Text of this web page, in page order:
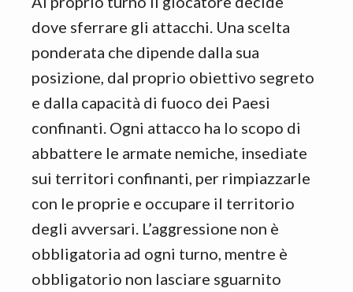
dove sferrare gli attacchi. Una scelta
ponderata che dipende dalla sua
posizione, dal proprio obiettivo segreto
e dalla capacità di fuoco dei Paesi
confinanti. Ogni attacco ha lo scopo di
abbattere le armate nemiche, insediate
sui territori confinanti, per rimpiazzarle
con le proprie e occupare il territorio
degli avversari. L’aggressione non è
obbligatoria ad ogni turno, mentre è
obbligatorio non lasciare sguarnito